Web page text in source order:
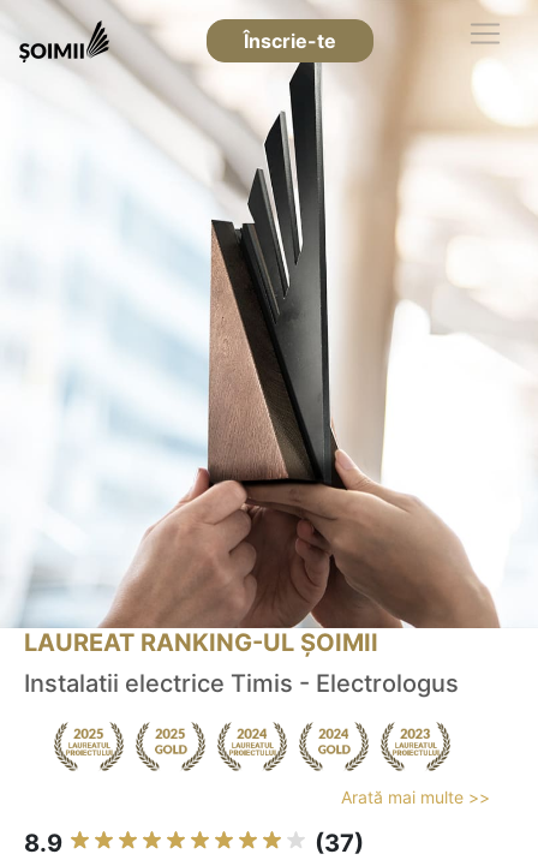
Înscrie-te
LAUREAT RANKING-UL ȘOIMII
Instalatii electrice Timis - Electrologus
Arată mai multe >>
8.9 (37)